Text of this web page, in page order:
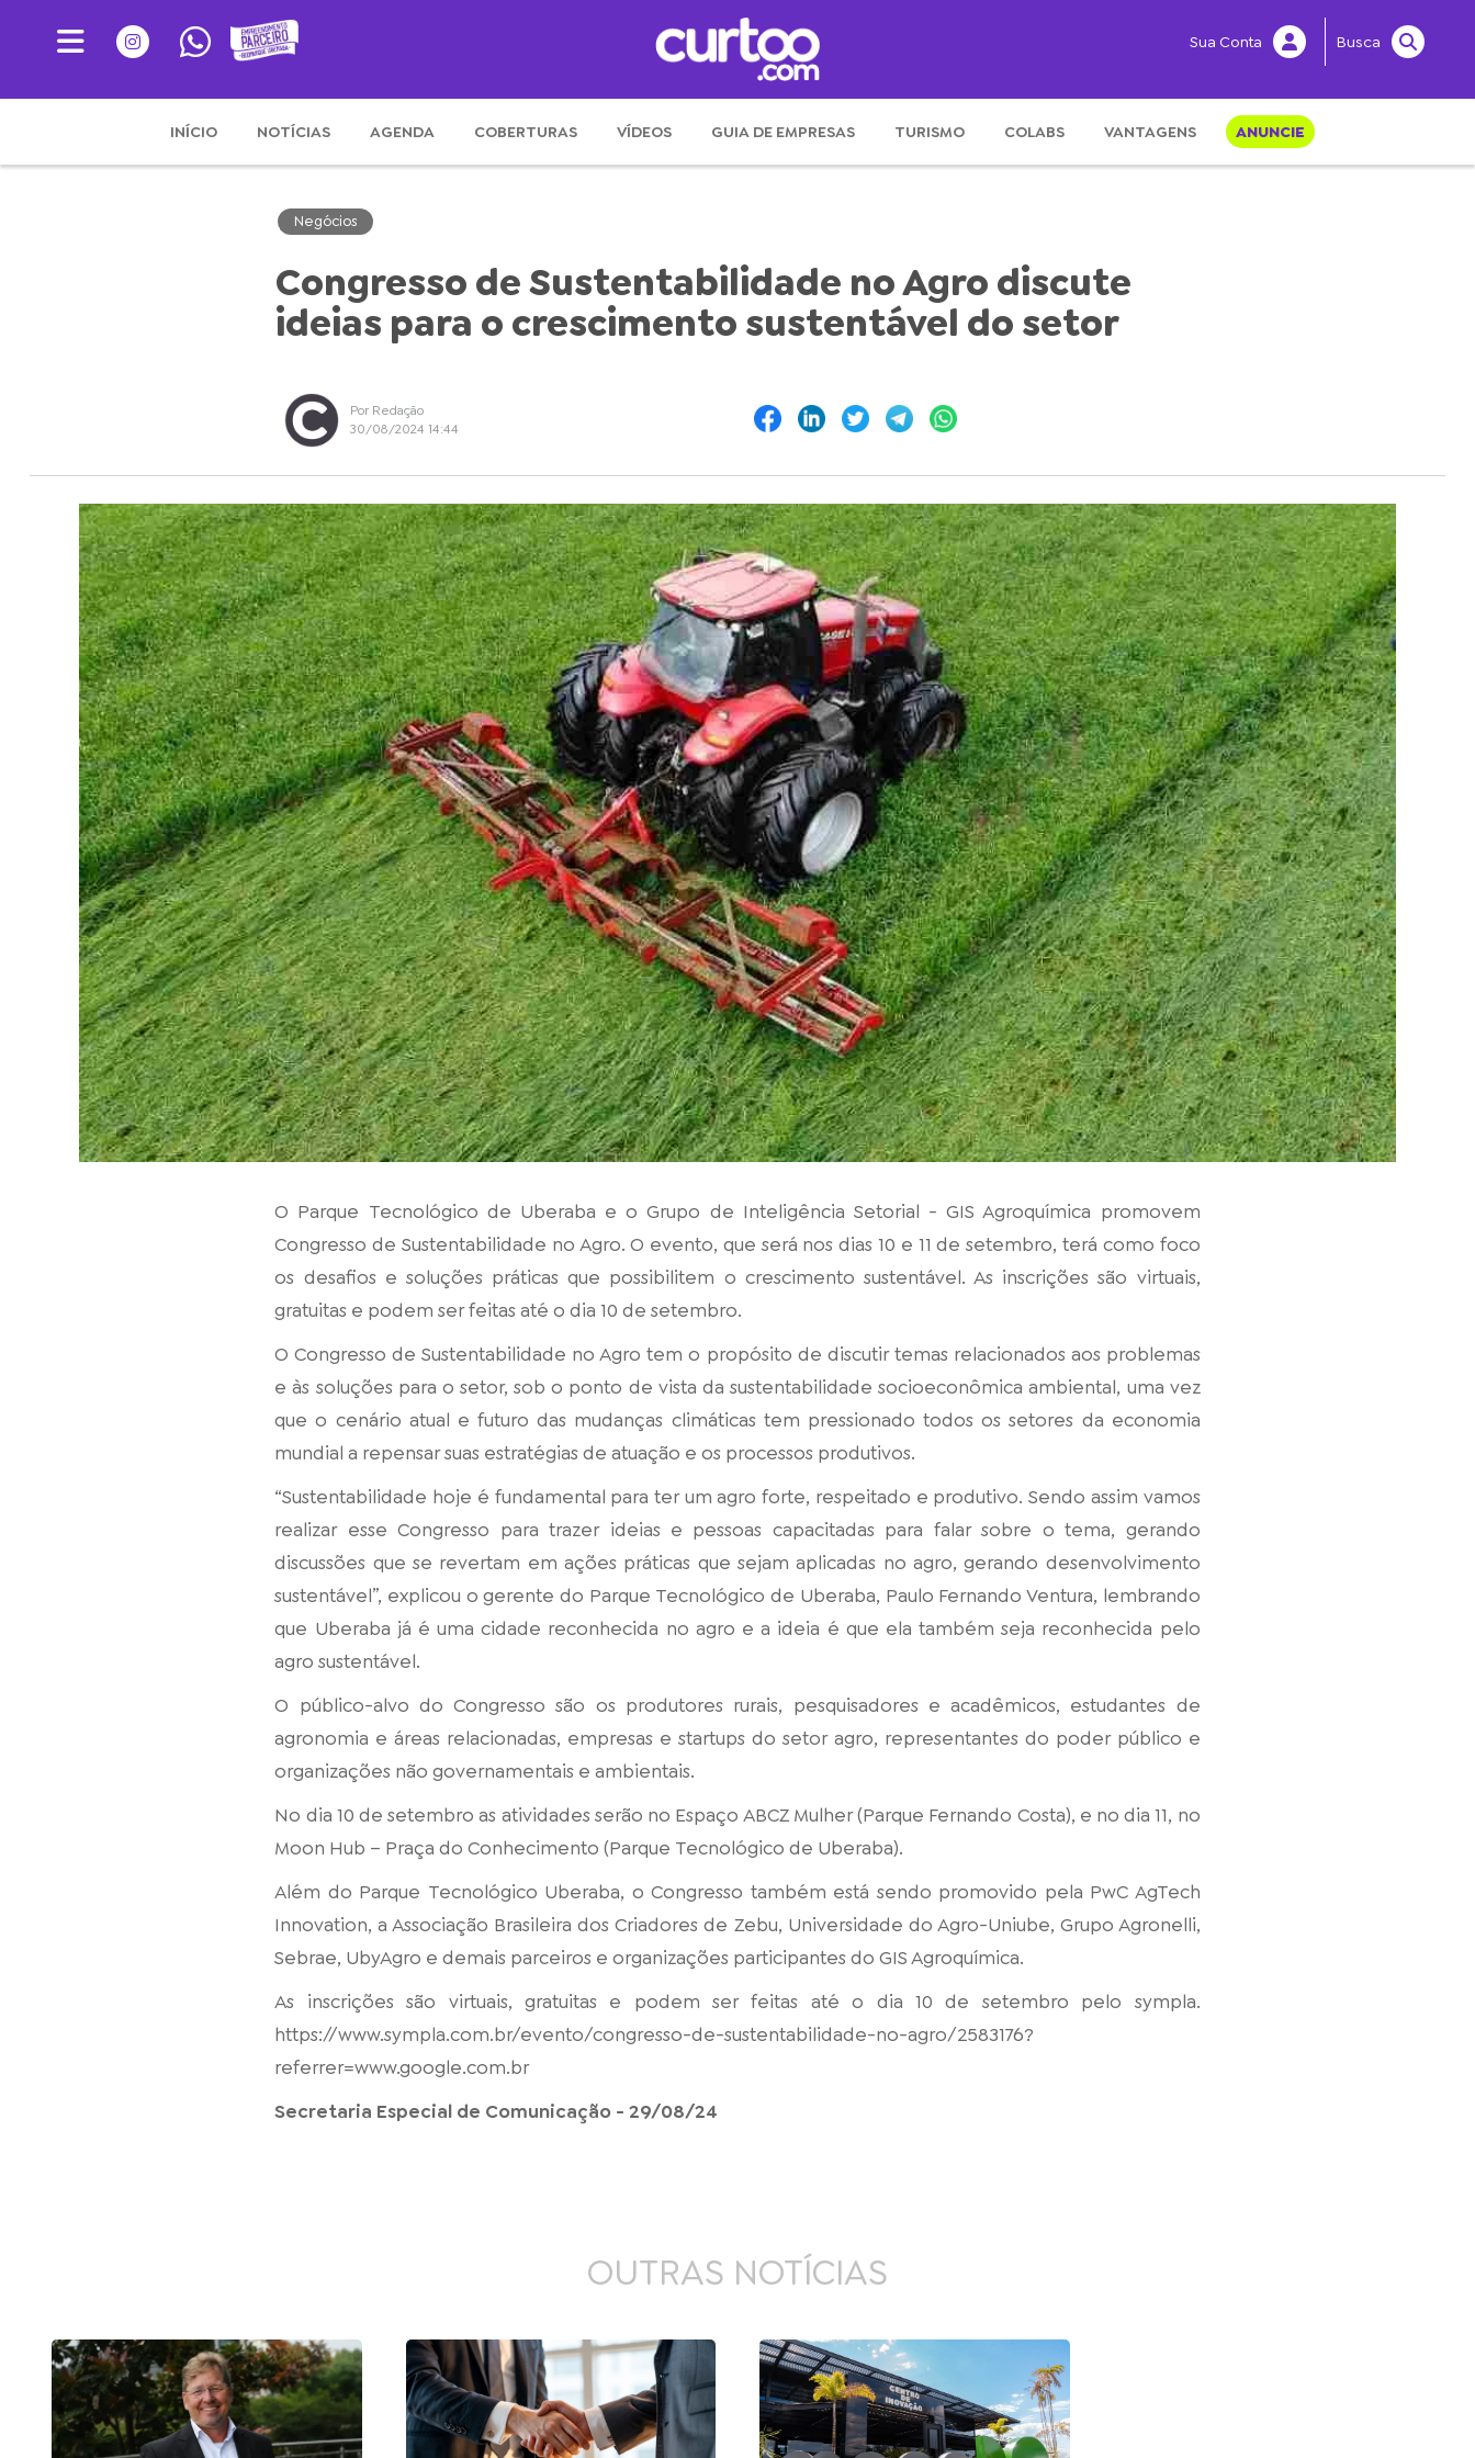
Busca
Sua Conta
INÍCIO NOTÍCIAS AGENDA COBERTURAS VÍDEOS GUIA DE EMPRESAS TURISMO COLABS VANTAGENS ANUNCIE
Negócios
Congresso de Sustentabilidade no Agro discute
ideias para o crescimento sustentável do setor
Por Redação
30/08/2024 14:44
O Parque Tecnológico de Uberaba e o Grupo de Inteligência Setorial - GIS Agroquímica promovem
Congresso de Sustentabilidade no Agro. O evento, que será nos dias 10 e 11 de setembro, terá como foco
os desafios e soluções práticas que possibilitem o crescimento sustentável. As inscrições são virtuais,
gratuitas e podem ser feitas até o dia 10 de setembro.
O Congresso de Sustentabilidade no Agro tem o propósito de discutir temas relacionados aos problemas
e às soluções para o setor, sob o ponto de vista da sustentabilidade socioeconômica ambiental, uma vez
que o cenário atual e futuro das mudanças climáticas tem pressionado todos os setores da economia
mundial a repensar suas estratégias de atuação e os processos produtivos.
“Sustentabilidade hoje é fundamental para ter um agro forte, respeitado e produtivo. Sendo assim vamos
realizar esse Congresso para trazer ideias e pessoas capacitadas para falar sobre o tema, gerando
discussões que se revertam em ações práticas que sejam aplicadas no agro, gerando desenvolvimento
sustentável”, explicou o gerente do Parque Tecnológico de Uberaba, Paulo Fernando Ventura, lembrando
que Uberaba já é uma cidade reconhecida no agro e a ideia é que ela também seja reconhecida pelo
agro sustentável.
O público-alvo do Congresso são os produtores rurais, pesquisadores e acadêmicos, estudantes de
agronomia e áreas relacionadas, empresas e startups do setor agro, representantes do poder público e
organizações não governamentais e ambientais.
No dia 10 de setembro as atividades serão no Espaço ABCZ Mulher (Parque Fernando Costa), e no dia 11, no
Moon Hub – Praça do Conhecimento (Parque Tecnológico de Uberaba).
Além do Parque Tecnológico Uberaba, o Congresso também está sendo promovido pela PwC AgTech
Innovation, a Associação Brasileira dos Criadores de Zebu, Universidade do Agro-Uniube, Grupo Agronelli,
Sebrae, UbyAgro e demais parceiros e organizações participantes do GIS Agroquímica.
As inscrições são virtuais, gratuitas e podem ser feitas até o dia 10 de setembro pelo sympla.
https://www.sympla.com.br/evento/congresso-de-sustentabilidade-no-agro/2583176?
referrer=www.google.com.br
Secretaria Especial de Comunicação - 29/08/24
OUTRAS NOTÍCIAS